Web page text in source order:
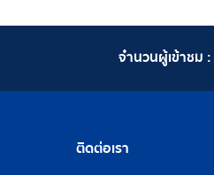
จำนวนผู้เข้าชม :
ติดต่อเรา